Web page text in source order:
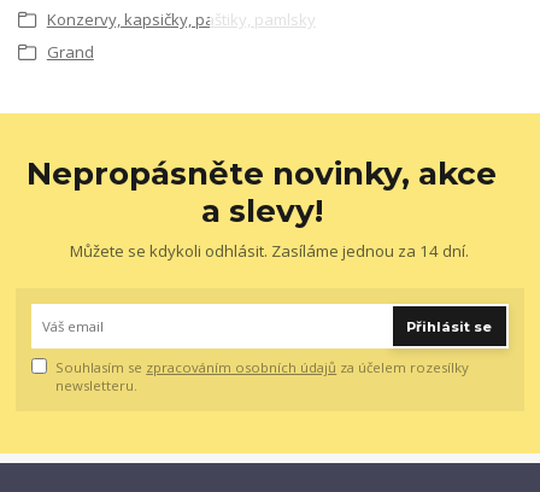
Konzervy, kapsičky, paštiky, pamlsky
Grand
Nepropásněte novinky, akce
a slevy!
Můžete se kdykoli odhlásit. Zasíláme jednou za 14 dní.
Přihlásit se
Souhlasím se zpracováním osobních údajů za účelem rozesílky
newsletteru.